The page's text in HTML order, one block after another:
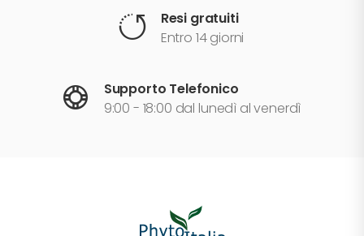
Resi gratuiti
Entro 14 giorni
Supporto Telefonico
9:00 - 18:00 dal lunedì al venerdì